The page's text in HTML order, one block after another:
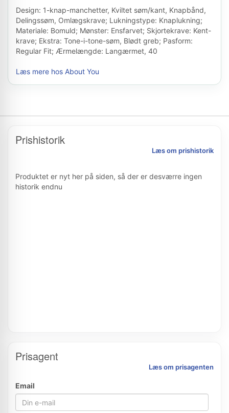
Design: 1-knap-manchetter, Kviltet søm/kant, Knapbånd,
Delingssøm, Omlægskrave; Lukningstype: Knaplukning;
Materiale: Bomuld; Mønster: Ensfarvet; Skjortekrave: Kent-
krave; Ekstra: Tone-i-tone-søm, Blødt greb; Pasform:
Regular Fit; Ærmelængde: Langærmet, 40
Læs mere hos About You
Prishistorik
Læs om prishistorik
Produktet er nyt her på siden, så der er desværre ingen
historik endnu
Prisagent
Læs om prisagenten
Email